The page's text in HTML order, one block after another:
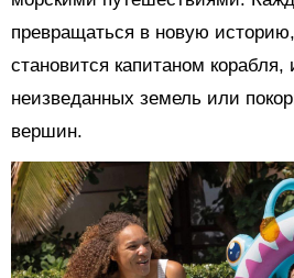
превращаться в новую
становится капитаном корабля,
неизведанных земель или
вершин.